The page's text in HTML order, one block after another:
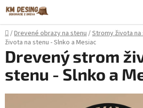
Prejsť
na
obsah
Domov
/Drevené obrazy na stenu/Stromy života na
života na stenu - Slnko a Mesiac
Drevený strom
stenu - Slnko a